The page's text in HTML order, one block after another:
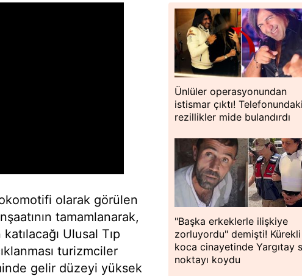
olarak görülen
tamamlanarak,
Ulusal Tıp
turizmciler
gelir düzeyi yüksek
Ünlüler operasyonundan
istismar çıktı! Telefonundaki
rezillikler mide bulandırdı
"Başka erkeklerle ilişkiye
zorluyordu" demişti! Kürekli
koca cinayetinde Yargıtay
noktayı koydu